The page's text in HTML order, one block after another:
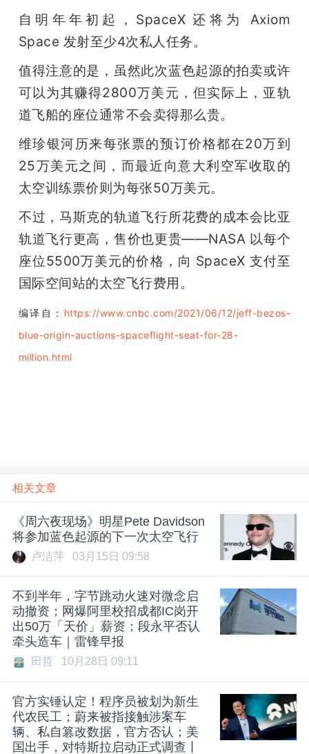
自明年年初起，SpaceX 还将为 Axiom
Space 发射至少4次私人任务。
值得注意的是，虽然此次蓝色起源的拍卖或许
可以为其赚得2800万美元，但实际上，亚轨
道飞船的座位通常不会卖得那么贵。
维珍银河历来每张票的预订价格都在20万到
25万美元之间，而最近向意大利空军收取的
太空训练票价则为每张50万美元。
不过，马斯克的轨道飞行所花费的成本会比亚
轨道飞行更高，售价也更贵——NASA 以每个
座位5500万美元的价格，向 SpaceX 支付至
国际空间站的太空飞行费用。
编译自： https://www.cnbc.com/2021/06/12/jeff-bezos-
blue-origin-auctions-spaceflight-seat-for-28-
million.html
相关文章
《周六夜现场》明星Pete Davidson
将参加蓝色起源的下一次太空飞行
卢洁萍 03月15日 09:58
不到半年，字节跳动火速对微念启
动撤资；网爆阿里校招成都IC岗开
出50万「天价」薪资；段永平否认
牵头造车｜雷锋早报
田哲 10月28日 09:11
官方实锤认定！程序员被划为新生
代农民工；蔚来被指接触涉案车
辆、私自篡改数据，官方否认；美
国出手，对特斯拉启动正式调查丨